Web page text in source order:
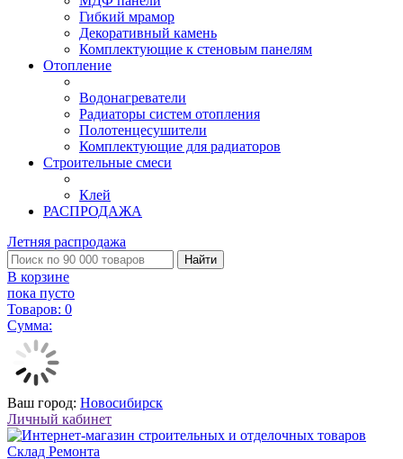
Гибкий мрамор
Декоративный камень
Комплектующие к стеновым панелям
Отопление
Водонагреватели
Радиаторы систем отопления
Полотенцесушители
Комплектующие для радиаторов
Строительные смеси
Клей
РАСПРОДАЖА
Летняя распродажа
Найти
В корзине
пока пусто
Товаров: 0
Сумма:
Ваш город: Новосибирск
Личный кабинет